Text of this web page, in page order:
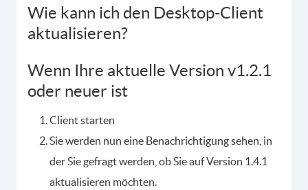
Wie kann ich den Desktop-Client
aktualisieren?
Wenn Ihre aktuelle Version v1.2.1
oder neuer ist
Client starten
Sie werden nun eine Benachrichtigung sehen, in
der Sie gefragt werden, ob Sie auf Version 1.4.1
aktualisieren möchten.